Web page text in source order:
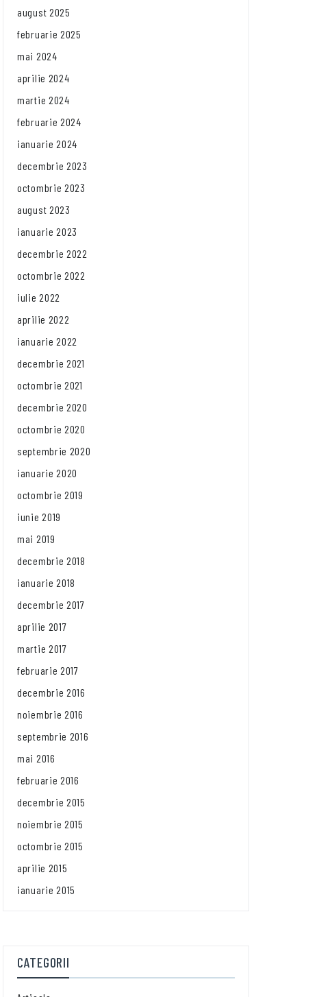
august 2025
februarie 2025
mai 2024
aprilie 2024
martie 2024
februarie 2024
ianuarie 2024
decembrie 2023
octombrie 2023
august 2023
ianuarie 2023
decembrie 2022
octombrie 2022
iulie 2022
aprilie 2022
ianuarie 2022
decembrie 2021
octombrie 2021
decembrie 2020
octombrie 2020
septembrie 2020
ianuarie 2020
octombrie 2019
iunie 2019
mai 2019
decembrie 2018
ianuarie 2018
decembrie 2017
aprilie 2017
martie 2017
februarie 2017
decembrie 2016
noiembrie 2016
septembrie 2016
mai 2016
februarie 2016
decembrie 2015
noiembrie 2015
octombrie 2015
aprilie 2015
ianuarie 2015
CATEGORII